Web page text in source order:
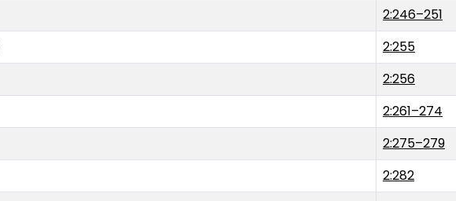
2:246–251
2:255
2:256
2:261–274
2:275–279
2:282